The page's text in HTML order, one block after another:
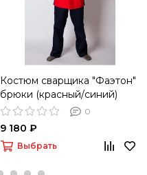
Костюм сварщика "Фаэтон"
брюки (красный/синий)
0
9 180 ₽
Выбрать